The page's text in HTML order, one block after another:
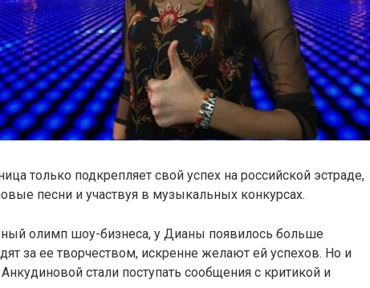
только подкрепляет свой успех на российской эстраде,
песни и участвуя в музыкальных конкурсах.
олимп шоу-бизнеса, у Дианы появилось больше
за ее творчеством, искренне желают ей успехов. Но и
стали поступать сообщения с критикой и